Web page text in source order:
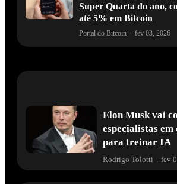
Super Quarta do ano,
até 5% em Bitcoin
Portal do Bitcoin · fev 03, 2026
Elon Musk vai
especialistas
para treinar IA
Rodrigo Tolotti fev